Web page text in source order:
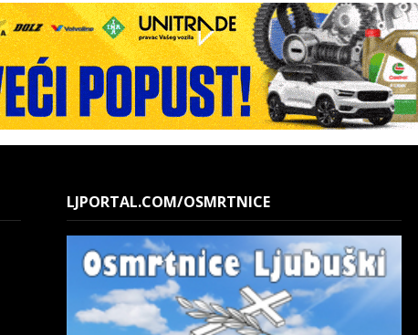
LJPORTAL.COM/OSMRTNICE